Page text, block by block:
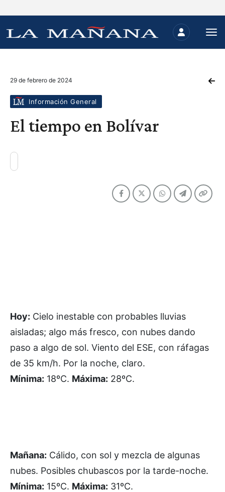
29 de febrero de 2024
Información General
El tiempo en Bolívar
Hoy: Cielo inestable con probables lluvias
aisladas; algo más fresco, con nubes dando
paso a algo de sol. Viento del ESE, con ráfagas
de 35 km/h. Por la noche, claro.
Mínima: 18ºC. Máxima: 28ºC.
Mañana: Cálido, con sol y mezcla de algunas
nubes. Posibles chubascos por la tarde-noche.
Mínima: 15ºC. Máxima: 31ºC.